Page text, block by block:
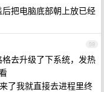
把电脑底部朝上放已经
59
去升级了下系统，发热
了我就直接去进程里终